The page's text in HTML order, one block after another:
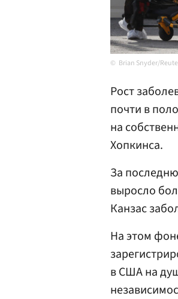
Brian Snyder/
Рост
почти в
на
Хопкинса.
За
выросло
Канзас
На этом
в США на